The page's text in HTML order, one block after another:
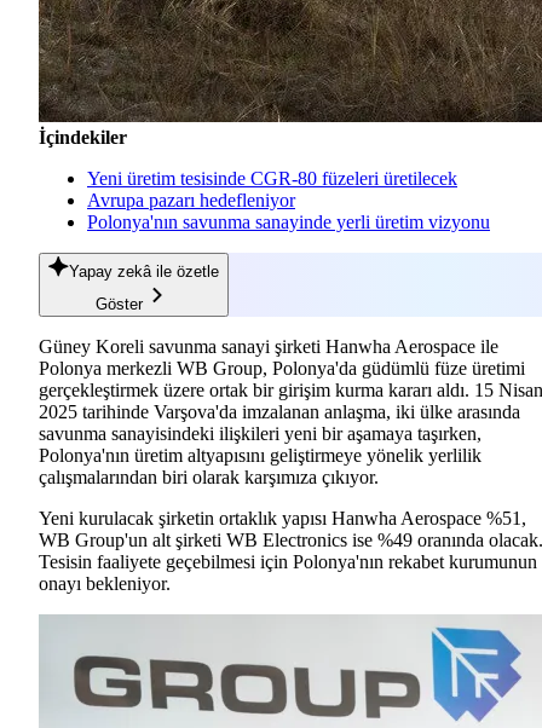
İçindekiler
Yeni üretim tesisinde CGR-80 füzeleri üretilecek
Avrupa pazarı hedefleniyor
Polonya'nın savunma sanayinde yerli üretim vizyonu
Yapay zekâ ile özetle
Göster
Güney Koreli savunma sanayi şirketi Hanwha Aerospace ile
Polonya merkezli WB Group, Polonya'da güdümlü füze üretimi
gerçekleştirmek üzere ortak bir girişim kurma kararı aldı. 15 Nisan
2025 tarihinde Varşova'da imzalanan anlaşma, iki ülke arasında
savunma sanayisindeki ilişkileri yeni bir aşamaya taşırken,
Polonya'nın üretim altyapısını geliştirmeye yönelik yerlilik
çalışmalarından biri olarak karşımıza çıkıyor.
Yeni kurulacak şirketin ortaklık yapısı Hanwha Aerospace %51,
WB Group'un alt şirketi WB Electronics ise %49 oranında olacak.
Tesisin faaliyete geçebilmesi için Polonya'nın rekabet kurumunun
onayı bekleniyor.